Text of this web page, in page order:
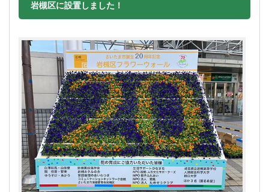
岩槻区に設置しました！